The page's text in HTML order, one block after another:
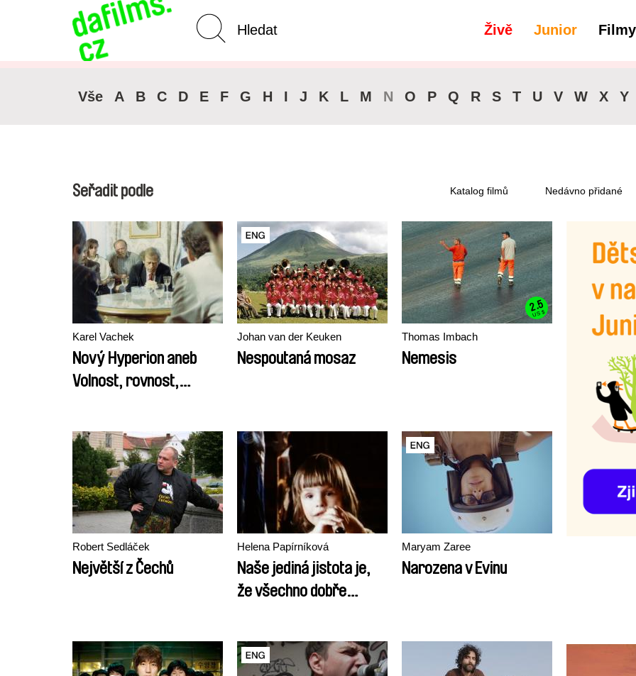
Živě Junior Filmy
Pokročilé vyhledávání
Vše A B C D E F G H I J K L M N O P Q R S T U V W X Y
Seřadit podle Katalog filmů Nedávno přidané
Karel Vachek
Nový Hyperion aneb
Volnost, rovnost,
Johan van der Keuken
Nespoutaná mosaz
2.5
US $
Thomas Imbach
Nemesis
Robert Sedláček
Největší z Čechů
Helena Papírníková
Naše jediná jistota je,
že všechno dobře
Maryam Zaree
Narozena v Evinu